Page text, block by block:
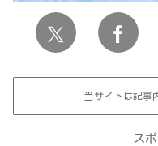
当サイトは記事
ス